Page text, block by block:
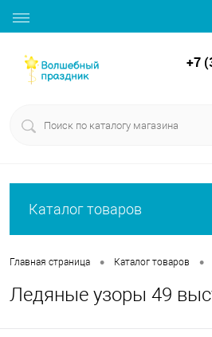
+7
Каталог товаров
Главная страница • Каталог товаров •
Ледяные узоры 49